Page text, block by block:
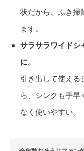
状だから、ふき掃
ます。
サラサラワイドシ
に。
引き出して使える
ら、シンクも手早
なく使いやすい。